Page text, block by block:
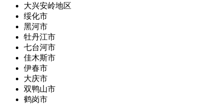
大兴安岭地区
绥化市
黑河市
牡丹江市
七台河市
佳木斯市
伊春市
大庆市
双鸭山市
鹤岗市